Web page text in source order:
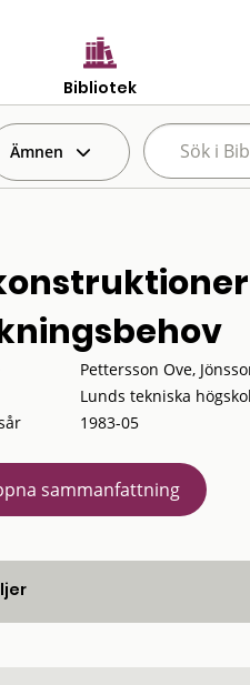
Bibliotek
Ämnen
Pettersson Ove,
Lunds tekniska
1983-05
sammanfattning